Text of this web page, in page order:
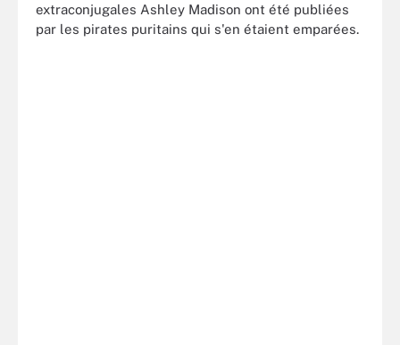
extraconjugales Ashley Madison ont été publiées
par les pirates puritains qui s'en étaient emparées.